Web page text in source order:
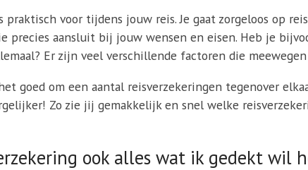
praktisch voor tijdens jouw reis. Je gaat zorgeloos op
precies aansluit bij jouw wensen en eisen. Heb je
Er zijn veel verschillende factoren die
goed om een aantal reisverzekeringen tegenover
Zo zie jij gemakkelijk en snel welke
ook alles wat ik gedekt wil